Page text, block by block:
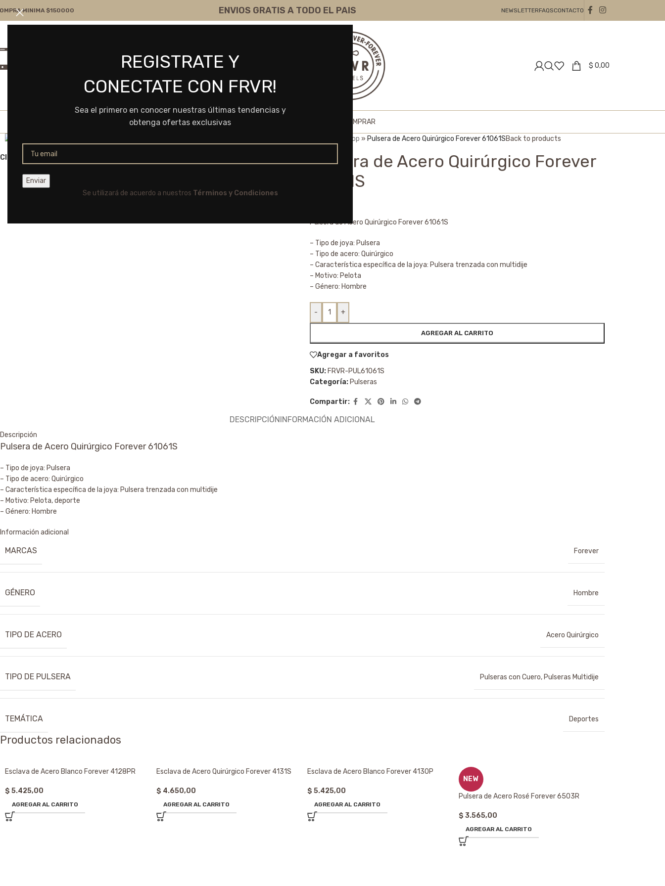
REGISTRATE Y
CONECTATE CON FRVR!
Sea el primero en conocer nuestras últimas tendencias y
obtenga ofertas exclusivas
Se utilizará de acuerdo a nuestros Términos y Condiciones
MINIMA $150000 ENVIOS GRATIS A TODO EL PAIS NEWSLETTERFAQSCONTACTO
ventas@frvr.com.ar
$ 0,00
HOME COMO COMPRAR
Click to enlarge
Shop » Pulsera de Acero Quirúrgico Forever 61061SBack to products
Pulsera de Acero Quirúrgico Forever
61061S
Pulsera de Acero Quirúrgico Forever 61061S
– Tipo de joya: Pulsera
– Tipo de acero: Quirúrgico
– Característica específica de la joya: Pulsera trenzada con multidije
– Motivo: Pelota
– Género: Hombre
- +
AGREGAR AL CARRITO
Agregar a favoritos
SKU: FRVR-PUL61061S
Categoría: Pulseras
Compartir:
DESCRIPCIÓNINFORMACIÓN ADICIONAL
Descripción
Pulsera de Acero Quirúrgico Forever 61061S
– Tipo de joya: Pulsera
– Tipo de acero: Quirúrgico
– Característica específica de la joya: Pulsera trenzada con multidije
– Motivo: Pelota, deporte
– Género: Hombre
Información adicional
MARCAS Forever
GÉNERO Hombre
TIPO DE ACERO Acero Quirúrgico
TIPO DE PULSERA Pulseras con Cuero, Pulseras Multidije
TEMÁTICA Deportes
Productos relacionados
Esclava de Acero Blanco Forever 4128PR
$ 5.425,00
AGREGAR AL CARRITO
Esclava de Acero Quirúrgico Forever 4131S
$ 4.650,00
AGREGAR AL CARRITO
Esclava de Acero Blanco Forever 4130P
$ 5.425,00
AGREGAR AL CARRITO
NEW
Pulsera de Acero Rosé Forever 6503R
$ 3.565,00
AGREGAR AL CARRITO